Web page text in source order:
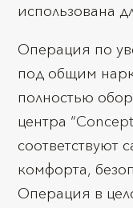
использована
Операция по
под общим
полностью
центра
соответствуют
комфорта,
Операция в